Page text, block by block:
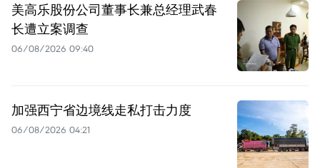
美高乐股份公司董事长兼总经理武春
长遭立案调查
06/08/2026 09:40
加强西宁省边境线走私打击力度
06/08/2026 04:21